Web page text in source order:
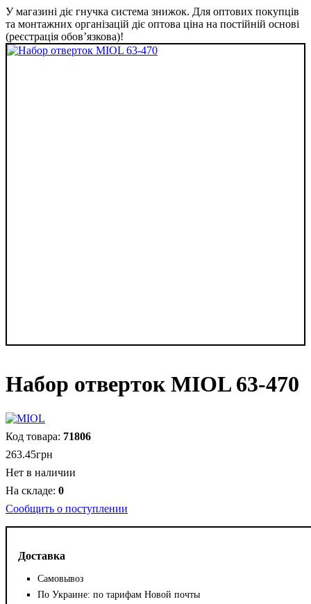
У магазині діє гнучка система знижок. Для оптових покупців
та монтажних організацій діє оптова ціна на постійній основі
(реєстрація обов’язкова)!
Набор отверток MIOL 63-470
Доставка
Самовывоз
По Украине: по тарифам Новой почты
71806
263.45грн
Нет в наличии
0
Сообщить о поступлении